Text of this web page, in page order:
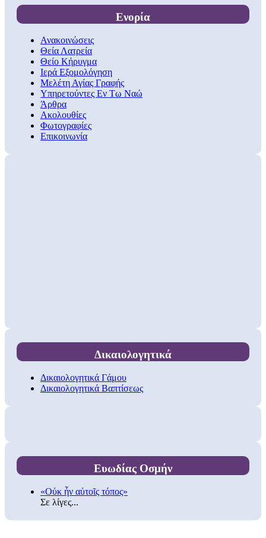
Ενορία
Ανακοινώσεις
Θεία Λατρεία
Θείο Κήρυγμα
Ιερά Εξομολόγηση
Μελέτη Αγίας Γραφής
Υπηρετούντες Εν Τω Ναώ
Άρθρα
Ακολουθίες
Φωτογραφίες
Επικοινωνία
Δικαιολογητικά
Δικαιολογητικά Γάμου
Δικαιολογητικά Βαπτίσεως
Ευωδίας Οσμήν
«Οὐκ ἦν αὐτοῖς τόπος»
Σε λίγες...